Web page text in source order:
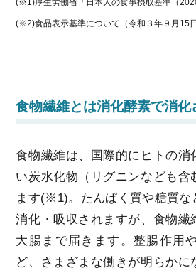
(※2)食品表示基準について（令和３年９月15
食物繊維とは消化酵素で消
食物繊維は、国際的にヒトの消
い炭水化物（リグニンなども含
ます(※1)。たんぱく質や糖質な
消化・吸収されますが、食物繊
大腸まで届きます。整腸作用
ど、さまざまな働きが明らかに